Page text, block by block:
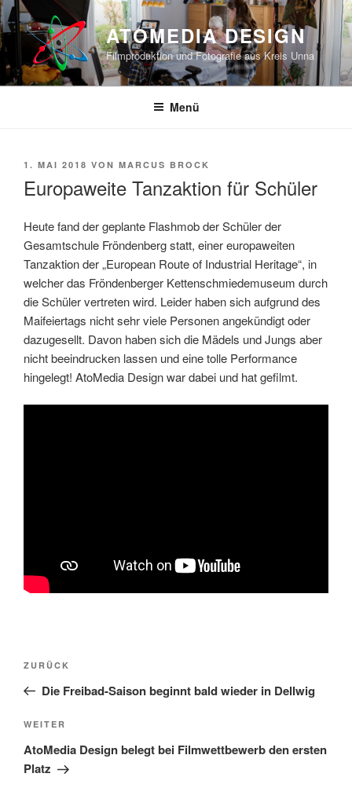
Zum
Inhalt
springen
ATOMEDIA DESIGN
Filmproduktion und Fotografie aus Kreis Unna
Menü
VERÖFFENTLICHT
1. MAI 2018 VON MARCUS BROCK
Europaweite Tanzaktion für Schüler
Heute fand der geplante Flashmob der Schüler der
Gesamtschule Fröndenberg statt, einer europaweiten
Tanzaktion der „European Route of Industrial Heritage“, in
welcher das Fröndenberger Kettenschmiedemuseum durch
die Schüler vertreten wird. Leider haben sich aufgrund des
Maifeiertags nicht sehr viele Personen angekündigt oder
dazugesellt. Davon haben sich die Mädels und Jungs aber
nicht beeindrucken lassen und eine tolle Performance
hingelegt! AtoMedia Design war dabei und hat gefilmt.
Beitragsnavigation
Vorheriger
Beitrag
ZURÜCK
Die Freibad-Saison beginnt bald wieder in Dellwig
Nächster
Beitrag
WEITER
AtoMedia Design belegt bei Filmwettbewerb den ersten
Platz